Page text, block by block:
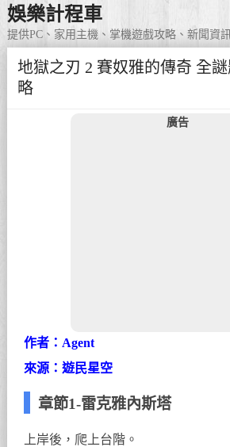
娛樂計程車
提供PC、家用主機、掌機遊戲攻略、新聞資
地獄之刃 2 賽奴雅的傳奇 全
略
廣告
作者：Agent
來源：遊民星空
章節1-雷克雅內斯塔
上岸後，爬上台階。